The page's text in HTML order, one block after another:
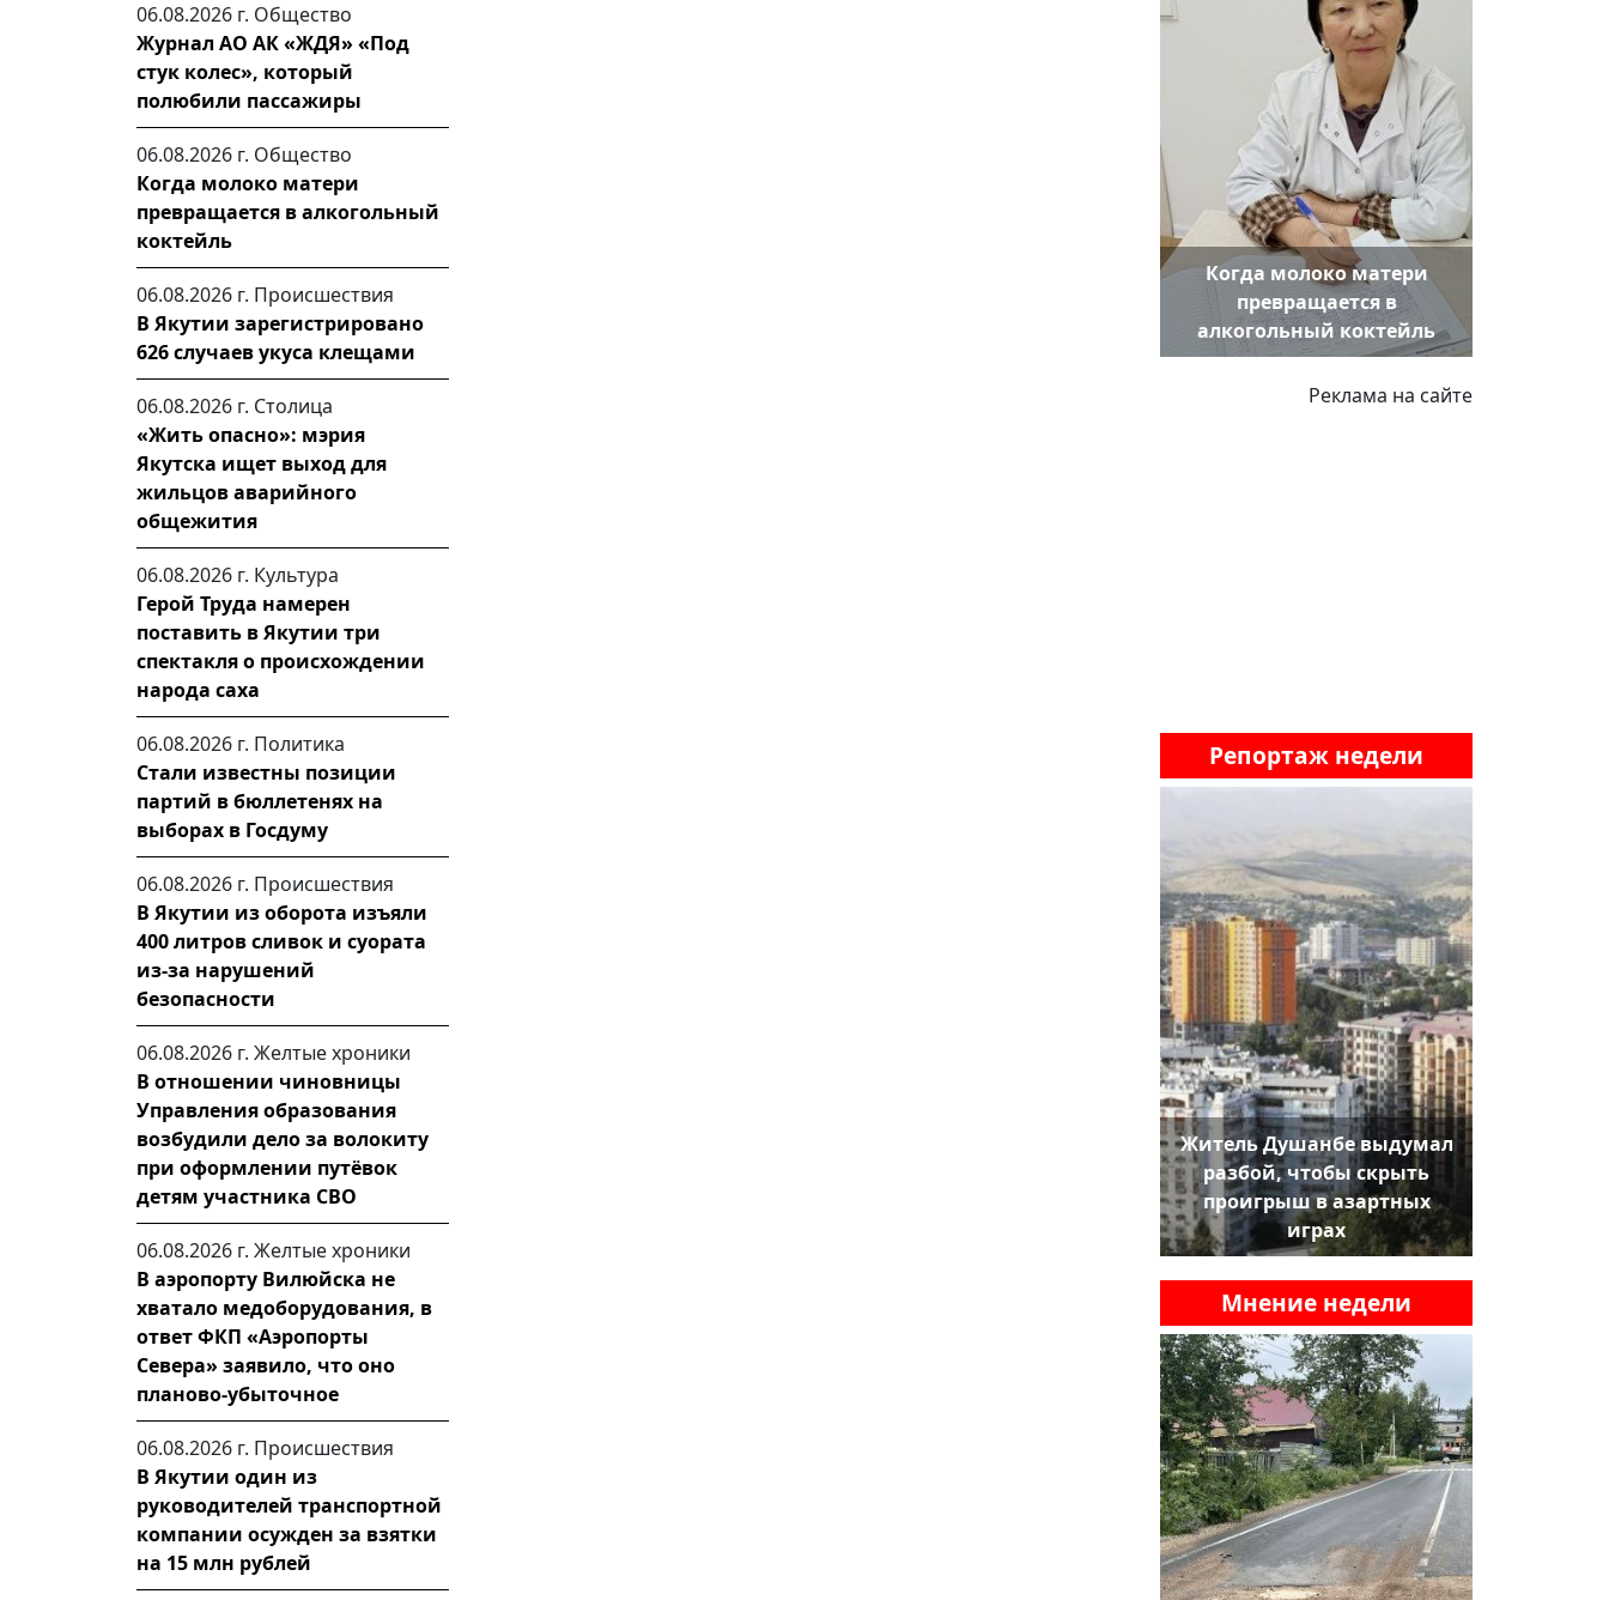
06.08.2026 г. Общество
Журнал АО АК «ЖДЯ» «Под
стук колес», который
полюбили пассажиры
06.08.2026 г. Общество
Когда молоко матери
превращается в алкогольный
коктейль
06.08.2026 г. Происшествия
В Якутии зарегистрировано
626 случаев укуса клещами
06.08.2026 г. Столица
«Жить опасно»: мэрия
Якутска ищет выход для
жильцов аварийного
общежития
06.08.2026 г. Культура
Герой Труда намерен
поставить в Якутии три
спектакля о происхождении
народа саха
06.08.2026 г. Политика
Стали известны позиции
партий в бюллетенях на
выборах в Госдуму
06.08.2026 г. Происшествия
В Якутии из оборота изъяли
400 литров сливок и суората
из-за нарушений
безопасности
06.08.2026 г. Желтые хроники
В отношении чиновницы
Управления образования
возбудили дело за волокиту
при оформлении путёвок
детям участника СВО
06.08.2026 г. Желтые хроники
В аэропорту Вилюйска не
хватало медоборудования, в
ответ ФКП «Аэропорты
Севера» заявило, что оно
планово-убыточное
06.08.2026 г. Происшествия
В Якутии один из
руководителей транспортной
компании осужден за взятки
на 15 млн рублей
Когда молоко матери
превращается в
алкогольный коктейль
Реклама на сайте
Репортаж недели
Житель Душанбе выдумал
разбой, чтобы скрыть
проигрыш в азартных
играх
Мнение недели